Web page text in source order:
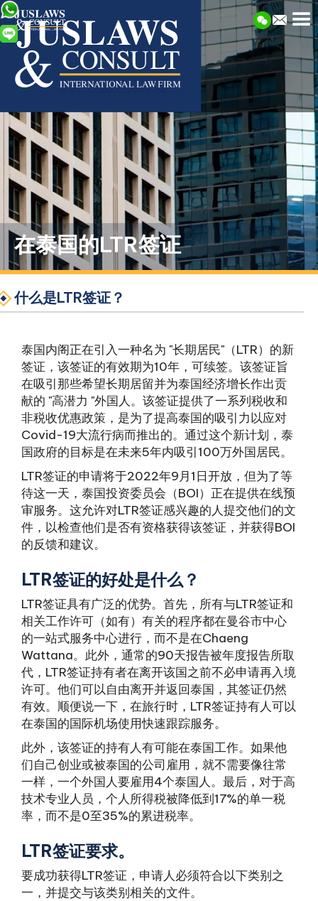
在泰国的LTR签证
什么是LTR签证？
泰国内阁正在引入一种名为 "长期居民"（LTR）的新
签证，该签证的有效期为10年，可续签。该签证旨
在吸引那些希望长期居留并为泰国经济增长作出贡
献的 "高潜力 "外国人。该签证提供了一系列税收和
非税收优惠政策，是为了提高泰国的吸引力以应对
Covid-19大流行病而推出的。通过这个新计划，泰
国政府的目标是在未来5年内吸引100万外国居民。
LTR签证的申请将于2022年9月1日开放，但为了等
待这一天，泰国投资委员会（BOI）正在提供在线预
审服务。这允许对LTR签证感兴趣的人提交他们的文
件，以检查他们是否有资格获得该签证，并获得BOI
的反馈和建议。
LTR签证的好处是什么？
LTR签证具有广泛的优势。首先，所有与LTR签证和
相关工作许可（如有）有关的程序都在曼谷市中心
的一站式服务中心进行，而不是在Chaeng
Wattana。此外，通常的90天报告被年度报告所取
代，LTR签证持有者在离开该国之前不必申请再入境
许可。他们可以自由离开并返回泰国，其签证仍然
有效。顺便说一下，在旅行时，LTR签证持有人可以
在泰国的国际机场使用快速跟踪服务。
此外，该签证的持有人有可能在泰国工作。如果他
们自己创业或被泰国的公司雇用，就不需要像往常
一样，一个外国人要雇用4个泰国人。最后，对于高
技术专业人员，个人所得税被降低到17%的单一税
率，而不是0至35%的累进税率。
LTR签证要求。
要成功获得LTR签证，申请人必须符合以下类别之
一，并提交与该类别相关的文件。